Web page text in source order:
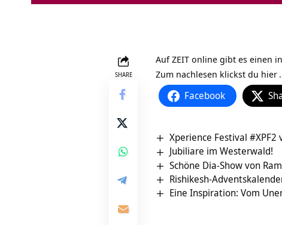
SHARE
Auf ZEIT online gibt es einen
Zum nachlesen klickst du hier .
Facebook
Xperience Festival #XPF2
Jubiliare im Westerwald!
Schöne Dia-Show von
Rishikesh-
Eine Inspiration: Vom